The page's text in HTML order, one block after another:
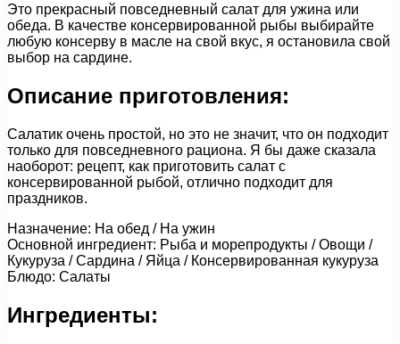
Это прекрасный повседневный салат для ужина или
обеда. В качестве консервированной рыбы выбирайте
любую консерву в масле на свой вкус, я остановила свой
выбор на сардине.
Описание приготовления:
Салатик очень простой, но это не значит, что он подходит
только для повседневного рациона. Я бы даже сказала
наоборот: рецепт, как приготовить салат с
консервированной рыбой, отлично подходит для
праздников.
Назначение: На обед / На ужин
Основной ингредиент: Рыба и морепродукты / Овощи /
Кукуруза / Сардина / Яйца / Консервированная кукуруза
Блюдо: Салаты
Ингредиенты: